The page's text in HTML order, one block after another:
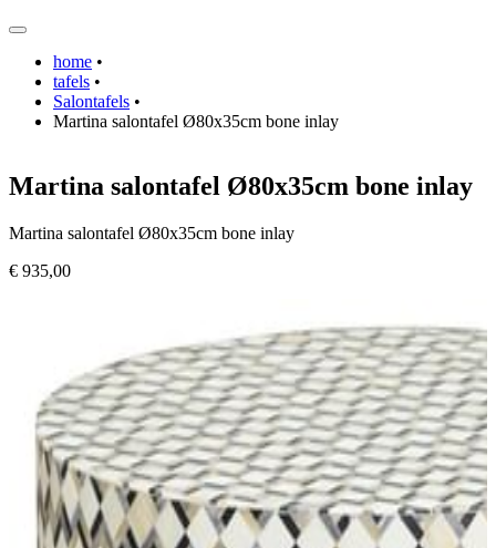
home •
tafels •
Salontafels •
Martina salontafel Ø80x35cm bone inlay
Martina salontafel Ø80x35cm bone inlay
Martina salontafel Ø80x35cm bone inlay
€ 935,00